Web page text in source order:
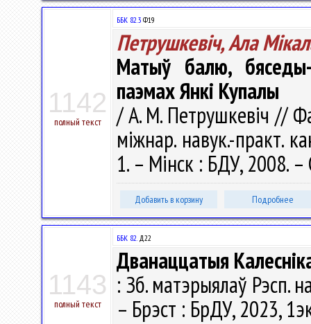
1142
полный текст
ББК 82.3 Ф19
Петрушкевіч, Ала
Матыў балю,
паэмах Янкі Купалы
/ А. М. Петрушкевіч //
міжнар. навук.-практ.
1. – Мінск : БДУ, 2008.
Добавить в корзину Подробнее
1143
полный текст
ББК 82.Д22
Дванаццатыя
: Зб. матэрыялаў Рэсп.
– Брэст : БрДУ, 2023,